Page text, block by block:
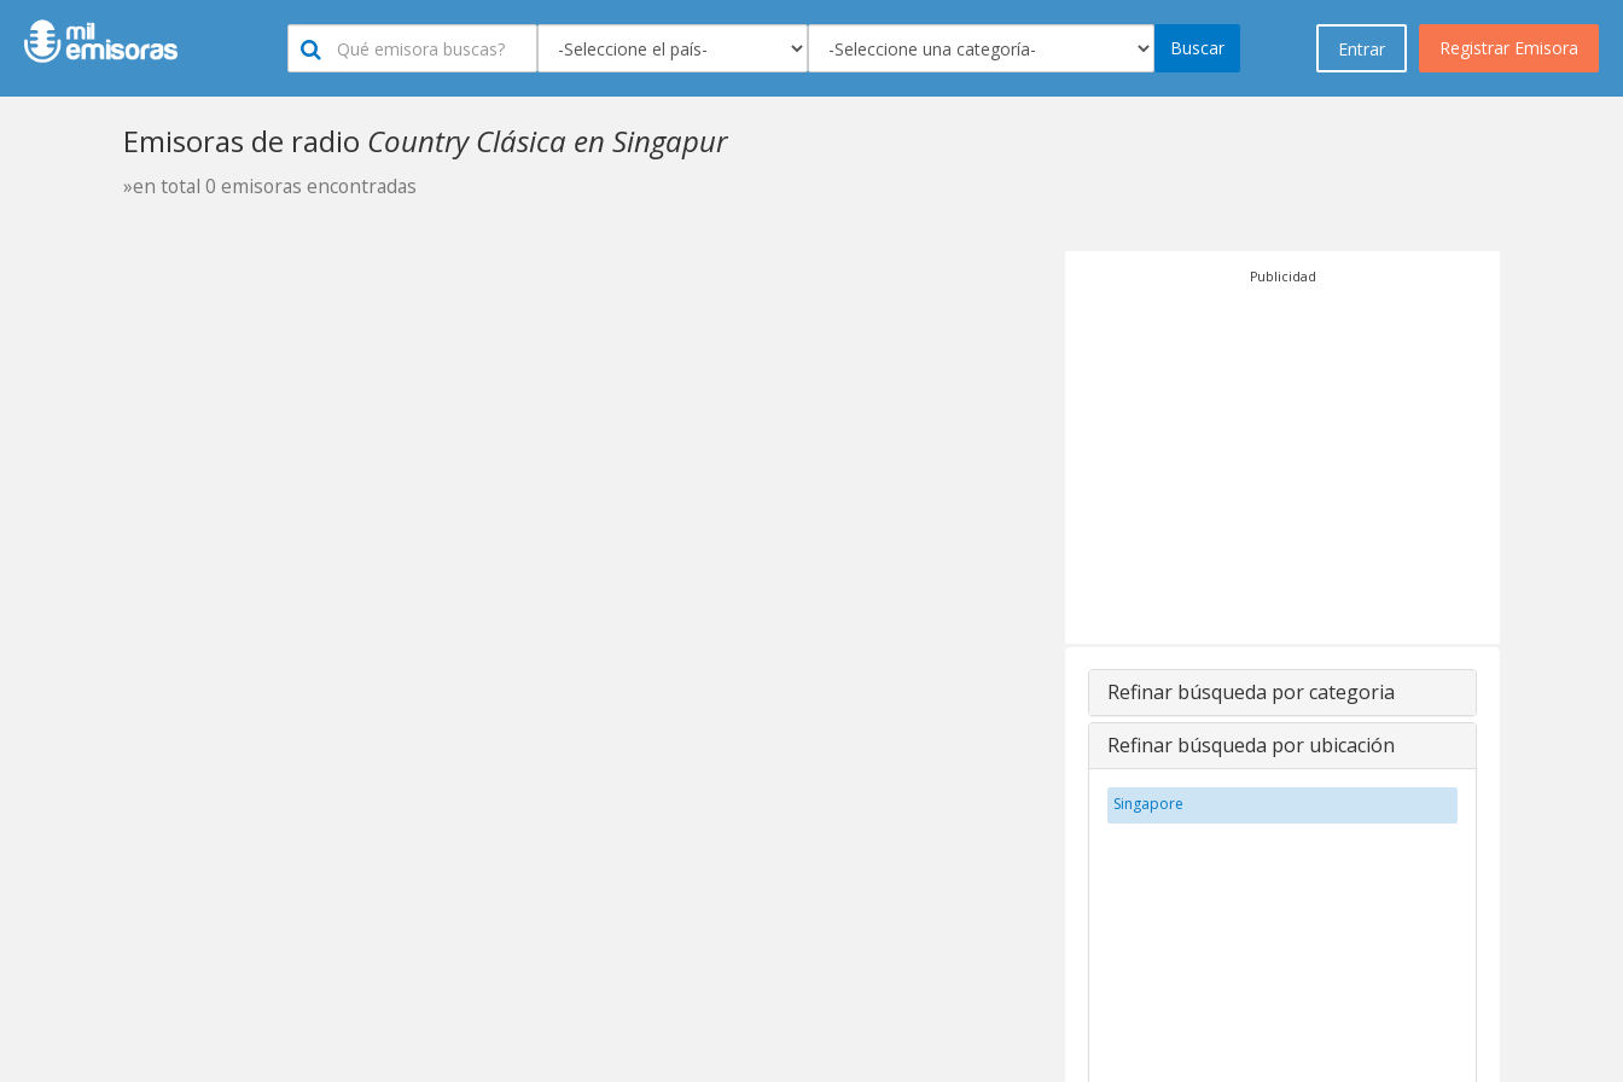
Registrar Emisora
Entrar
Buscar
Emisoras de radio Country Clásica en Singapur
»en total 0 emisoras encontradas
Publicidad
Refinar búsqueda por categoria
Refinar búsqueda por ubicación
Singapore